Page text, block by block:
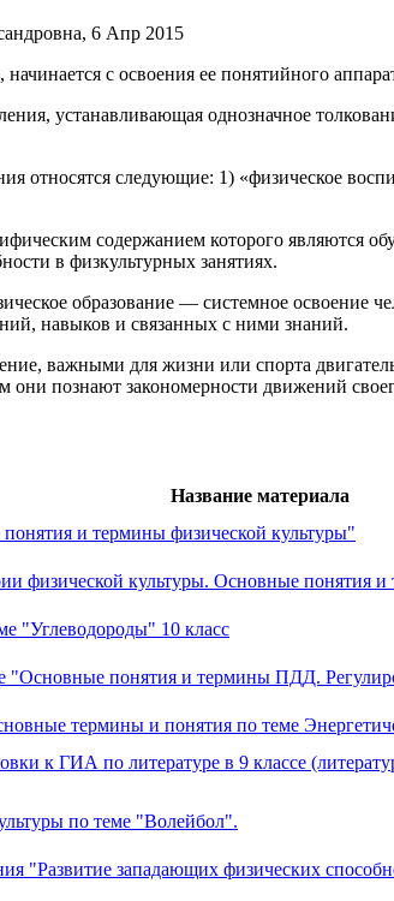
6 Апр 2015
с освоения ее понятийного
устанавливающая однозначное
отно­сятся следующие: 1) «физическое
содержанием которого являются
в физ­культурных занятиях.
образование — системное освоение
навыков и связанных с ними знаний.
важ­ными для жизни или спорта
они позна­ют закономерности движений
Название материала
и термины физической культуры"
физической культуры. Основные понятия
"Углеводороды" 10 класс
"Основные понятия и термины ПДД.
термины и понятия по теме
к ГИА по литературе в 9 классе
по теме "Волейбол".
"Развитие западающих физических